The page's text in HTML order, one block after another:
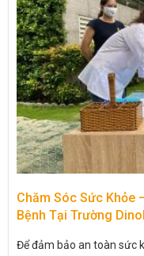
Chăm Sóc Sức Khỏe
Bệnh Tại Trường
Để đảm bảo an toàn sức